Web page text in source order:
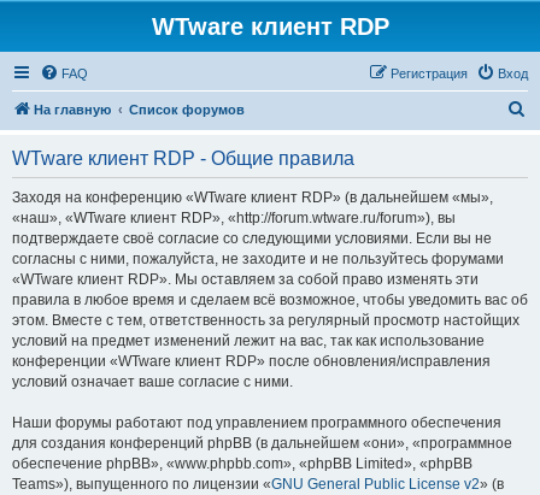
WTware клиент RDP
FAQ Вход
Регистрация
На главную Список форумов
WTware клиент RDP - Общие правила
Заходя на конференцию «WTware клиент RDP» (в дальнейшем «мы»,
«наш», «WTware клиент RDP», «http://forum.wtware.ru/forum»), вы
подтверждаете своё согласие со следующими условиями. Если вы не
согласны с ними, пожалуйста, не заходите и не пользуйтесь форумами
«WTware клиент RDP». Мы оставляем за собой право изменять эти
правила в любое время и сделаем всё возможное, чтобы уведомить вас об
этом. Вместе с тем, ответственность за регулярный просмотр настойщих
условий на предмет изменений лежит на вас, так как использование
конференции «WTware клиент RDP» после обновления/исправления
условий означает ваше согласие с ними.
Наши форумы работают под управлением программного обеспечения
для создания конференций phpBB (в дальнейшем «они», «программное
обеспечение phpBB», «www.phpbb.com», «phpBB Limited», «phpBB
Teams»), выпущенного по лицензии «GNU General Public License v2» (в